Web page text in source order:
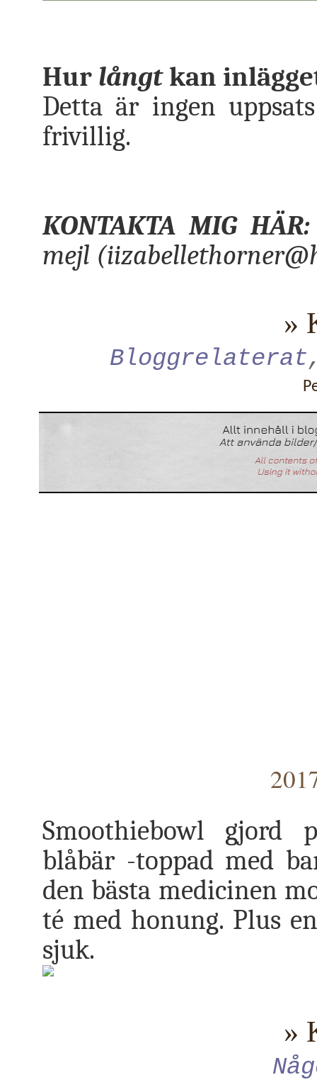
Hur långtkan
Detta är ingen
frivillig.
KONTAKTA MIG HÄR:
mejl
»
Bloggrelaterat
Smoothiebowl gjord
blåbär -toppad med
den bästa medicinen
té med honung. Plus
sjuk.
»